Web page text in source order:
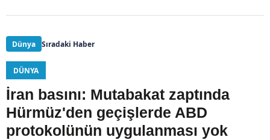
Dünya Sıradaki Haber
DÜNYA
İran basını: Mutabakat zaptında
Hürmüz'den geçişlerde ABD
protokolünün uygulanması yok